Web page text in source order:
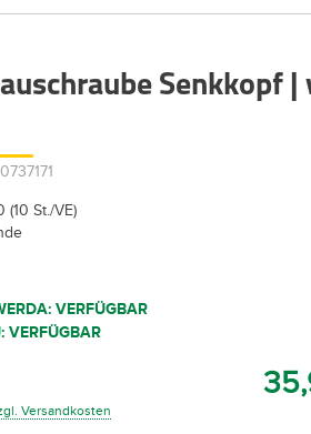
Senkkopf |
(10 St./VE)
VERFÜGBAR
VERFÜGBAR
Versandkosten